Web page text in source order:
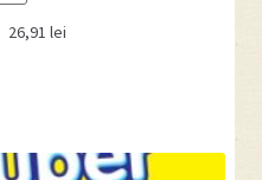
ON
SALE
26,91 lei